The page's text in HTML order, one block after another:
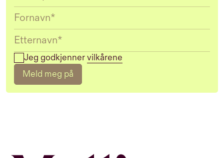
Jeg godkjennervilkårene
Meld meg på